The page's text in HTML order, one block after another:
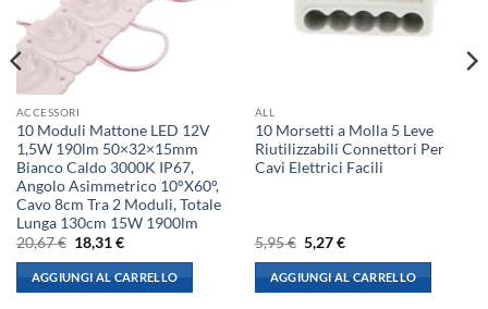
ACCESSORI
10 Moduli Mattone LED 12V
1,5W 190lm 50×32×15mm
Bianco Caldo 3000K IP67,
Angolo Asimmetrico 10°X60°,
Cavo 8cm Tra 2 Moduli, Totale
Lunga 130cm 15W 1900lm
20,67€ Il
prezzo
originale
era:
20,67 €.
18,31€Il
attuale
è:
18,31 €.
AGGIUNGI AL CARRELLO
ALL
10 Morsetti a Molla 5 Leve
Riutilizzabili Connettori Per
Cavi Elettrici Facili
5,95€ Il
prezzo
originale
era:
5,95 €.
5,27€Il
attuale
è:
5,27 €.
AGGIUNGI AL CARRELLO